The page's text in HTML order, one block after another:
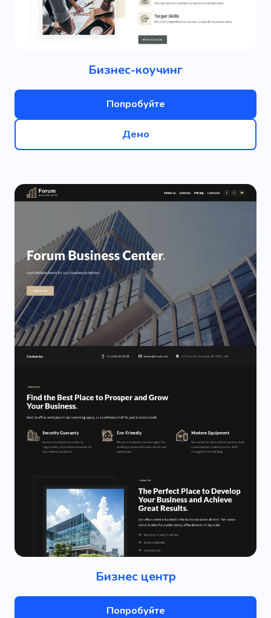
Бизнес-коучинг
Попробуйте
Демо
Бизнес центр
Попробуйте